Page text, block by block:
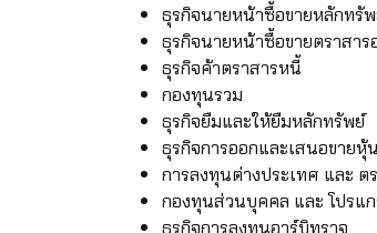
ธุรกิจนายหน้าซื้อขายหลักทรั
ธุรกิจนายหน้าซื้อขายตราสา
ธุรกิจค้าตราสารหนี้
กองทุนรวม
ธุรกิจยืมและให้ยืมหลักทรัพย์
ธุรกิจการออกและเสนอขา
การลงทุนต่างประเทศ และ
กองทุนส่วนบุคคล และ โปรแ